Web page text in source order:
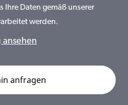
Ihre Daten gemäß unserer
werden.
ansehen